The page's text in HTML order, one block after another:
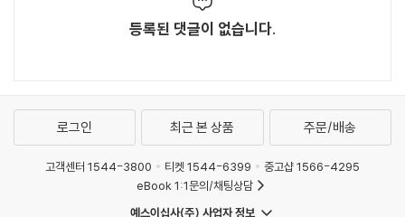
등록된 댓글이 없습니다.
로그인 최근 본 상품 주문/배송
고객센터 1544-3800 티켓 1544-6399
중고샵 1566-4295
eBook 1:1문의/채팅상담
예스이십사(주) 사업자 정보